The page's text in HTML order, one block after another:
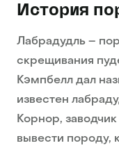
История
Лабрадудль –
скрещивания
Кэмпбелл дал
известен
Корнор,
вывести породу,